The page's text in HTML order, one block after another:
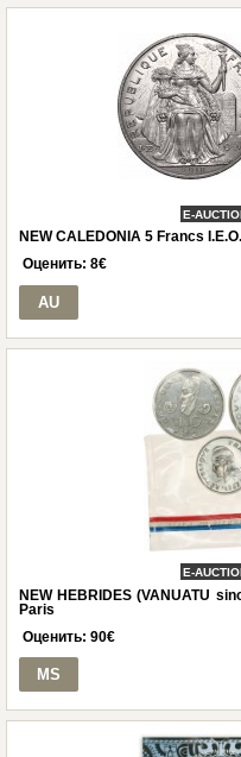
E-
NEW CALEDONIA 5 Francs
Оценить: 8€
AU
E-
NEW HEBRIDES (VANUATU
Paris
Оценить: 90€
MS